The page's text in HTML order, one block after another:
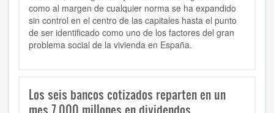
como al margen de cualquier norma se ha expandido
sin control en el centro de las capitales hasta el punto
de ser identificado como uno de los factores del gran
problema social de la vivienda en España.
Los seis bancos cotizados reparten en un
mes 7.000 millones en dividendos